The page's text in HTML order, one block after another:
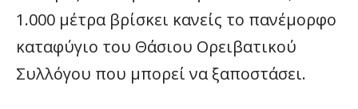
1.000 μέτρα βρίσκει κανείς το πανέμορφο
καταφύγιο του Θάσιου Ορειβατικού
Συλλόγου που μπορεί να ξαποστάσει.